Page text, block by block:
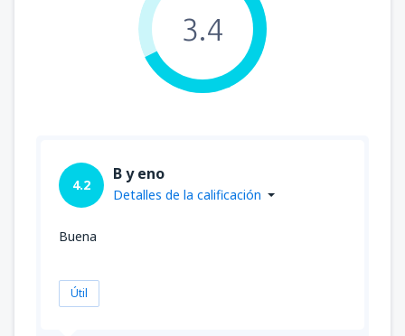
3.4
4.2
B y eno
Detalles de la calificación
Buena
Útil